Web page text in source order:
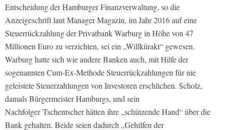
Entscheidung der Hamburger Finanzverwaltung, so die
Anzeigeschrift laut Manager Magazin, im Jahr 2016 auf eine
Steuerrückzahlung der Privatbank Warburg in Höhe von 47
Millionen Euro zu verzichten, sei ein „Willkürakt“ gewesen.
Warburg hatte sich wie andere Banken auch, mit Hilfe der
sogenannten Cum-Ex-Methode Steuerrückzahlungen für nie
geleistete Steuerzahlungen von Investoren erschlichen. Scholz,
damals Bürgermeister Hamburgs, und sein
Nachfolger Tschentscher hätten ihre „schützende Hand“ über die
Bank gehalten. Beide seien dadurch „Gehilfen der